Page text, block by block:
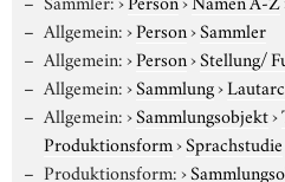
Allgemein:›Person›Sammler
Allgemein:›Person›Stellung/
Allgemein:›Sammlung›
Allgemein:›Sammlungsobjekt›
Produktionsform›Sprachstudie
Produktionsform:›